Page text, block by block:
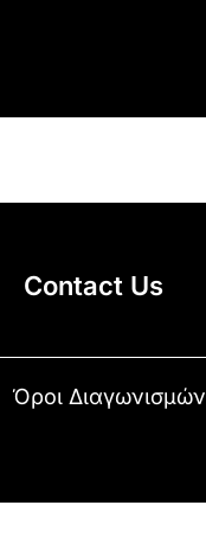
Contact Us
Όροι Διαγωνισμών